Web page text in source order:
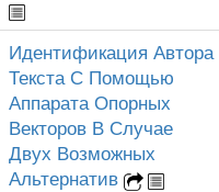
Идентификация Автора
Текста С Помощью
Аппарата Опорных
Векторов В Случае
Двух Возможных
Альтернатив